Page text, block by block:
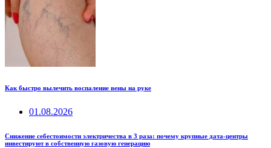
Как быстро вылечить воспаление вены на руке
01.08.2026
Снижение себестоимости электричества в 3 раза: почему крупные дата-центры
инвестируют в собственную газовую генерацию